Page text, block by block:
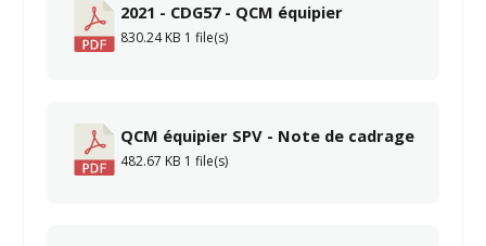
2021 - CDG57 - QCM équipier
830.24 KB 1 file(s)
QCM équipier SPV - Note de cadrage
482.67 KB 1 file(s)